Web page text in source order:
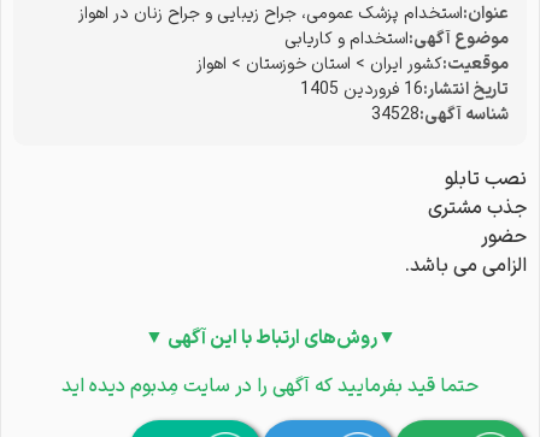
عنوان:استخدام پزشک عمومی، جراح زیبایی و جراح زنان در اهواز
موضوع آگهی:استخدام و کاریابی
موقعیت:کشور ایران > استان خوزستان > اهواز
تاریخ انتشار:16 فروردین 1405
شناسه آگهی:34528
نصب تابلو
جذب مشتری
حضور
الزامی می باشد.
▼روش‌های ارتباط با این آگهی ▼
حتما قید بفرمایید که آگهی را در سایت مِدبوم دیده اید